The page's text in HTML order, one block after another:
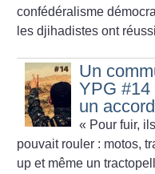
confédéralisme
les djihadistes ont
Un
YPG #14
un
« Pour fuir,
pouvait rouler : motos,
up et même un